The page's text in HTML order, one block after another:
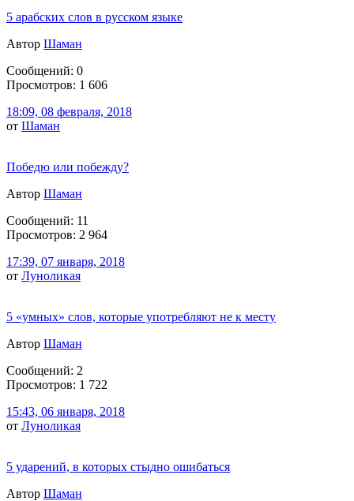
5 арабских слов в русском языке
Автор Шаман
Сообщений: 0
Просмотров: 1 606
18:09, 08 февраля, 2018
от Шаман
Победю или побежду?
Автор Шаман
Сообщений: 11
Просмотров: 2 964
17:39, 07 января, 2018
от Луноликая
5 «умных» слов, которые употребляют не к месту
Автор Шаман
Сообщений: 2
Просмотров: 1 722
15:43, 06 января, 2018
от Луноликая
5 ударений, в которых стыдно ошибаться
Автор Шаман